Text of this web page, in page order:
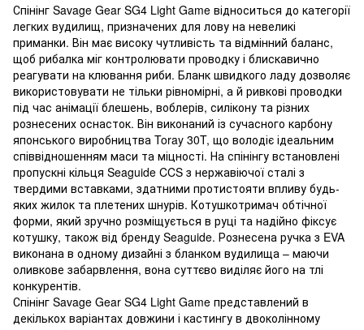
Спінінг Savage Gear SG4 Light Game відноситься до категорії
легких вудилищ, призначених для лову на невеликі
приманки. Він має високу чутливість та відмінний баланс,
щоб рибалка міг контролювати проводку і блискавично
реагувати на клювання риби. Бланк швидкого ладу дозволяє
використовувати не тільки рівномірні, а й ривкові проводки
під час анімації блешень, воблерів, силікону та різних
рознесених оснасток. Він виконаний із сучасного карбону
японського виробництва Toray 30T, що володіє ідеальним
співвідношенням маси та міцності. На спінінгу встановлені
пропускні кільця Seaguide CCS з нержавіючої сталі з
твердими вставками, здатними протистояти впливу будь-
яких жилок та плетених шнурів. Котушкотримач обтічної
форми, який зручно розміщується в руці та надійно фіксує
котушку, також від бренду Seaguide. Рознесена ручка з EVA
виконана в одному дизайні з бланком вудилища – маючи
оливкове забарвлення, вона суттєво виділяє його на тлі
конкурентів.
Спінінг Savage Gear SG4 Light Game представлений в
декількох варіантах довжини і кастингу в двоколінному